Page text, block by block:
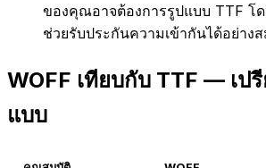
ของคุณอาจต้องการรูปแบบ TTF โด
ช่วยรับประกันความเข้ากันได้อย่าง
WOFF เทียบกับ TTF — เป
แบบ